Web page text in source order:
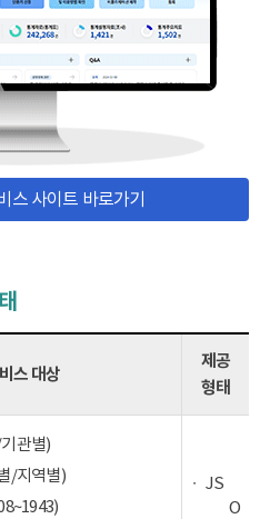
스 사이트 바로가기
스 대상
제공
형태
관별)
/지역별)
JS
O